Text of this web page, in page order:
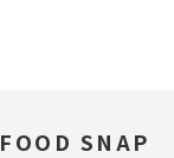
FOOD SNAP